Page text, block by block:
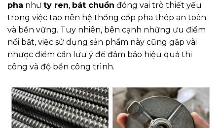
pha như ty ren, bát chuồn đóng vai trò thiết yếu
trong việc tạo nên hệ thống cốp pha thép an toàn
và bền vững. Tuy nhiên, bên cạnh những ưu điểm
nổi bật, việc sử dụng sản phẩm này cũng gặp vài
nhược điểm cần lưu ý để đảm bảo hiệu quả thi
công và độ bền công trình.